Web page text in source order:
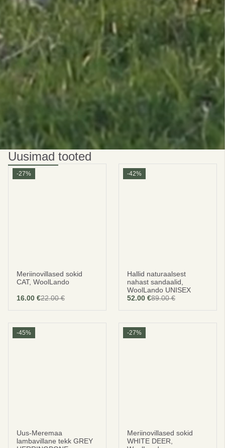
Olge nutikas
SÄÄSTA 10%
Esimesel tellimisel
Ei tänan
privaatsuspoliitika tingimused ja tingimused
Uusimad tooted
-27%
Meriinovillased sokid
CAT, WoolLando
22.00€
16.00 €
-42%
Hallid naturaalsest
nahast sandaalid,
WoolLando UNISEX
89.00€
52.00 €
-45%
Uus-Meremaa
lambavillane tekk GREY
-27%
Meriinovillased sokid
WHITE DEER,